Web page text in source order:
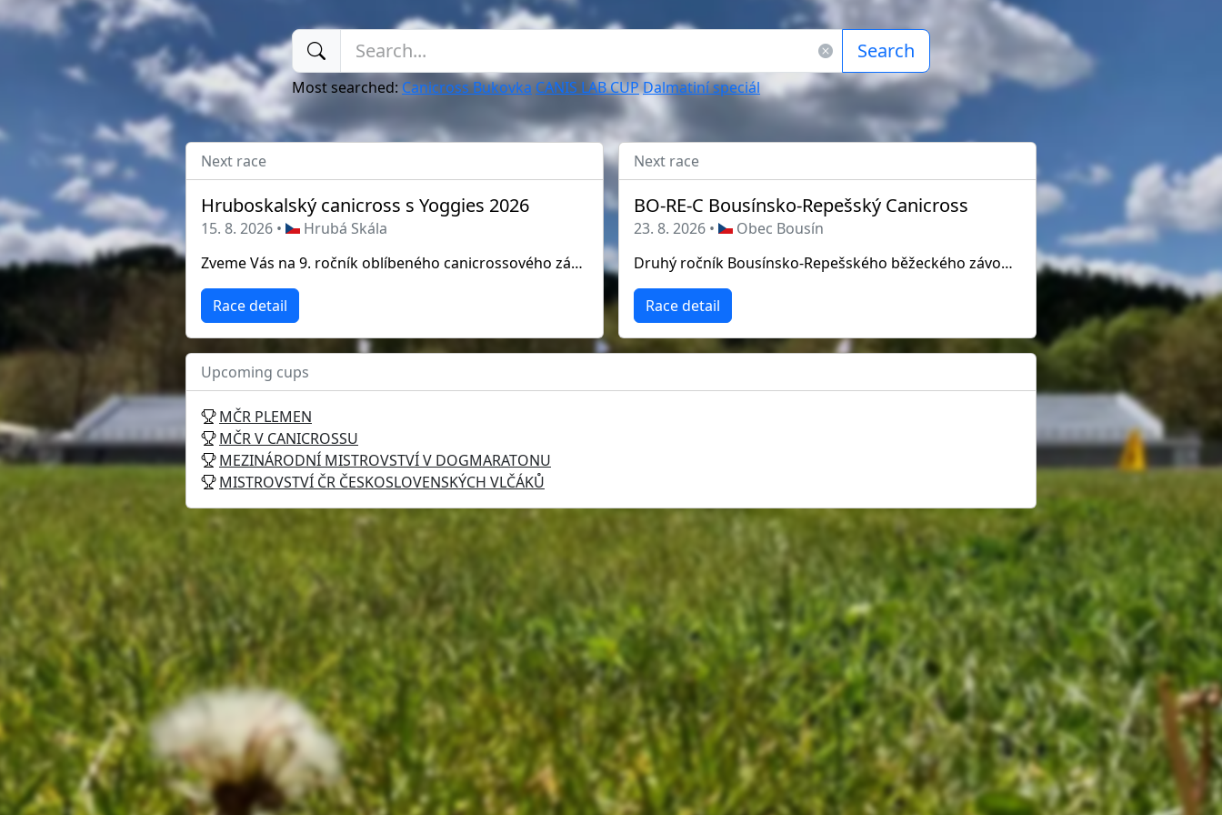
Search
Most searched: Canicross Bukovka CANIS LAB CUPDalmatiní speciál
Next race
Hruboskalský canicross s Yoggies 2026
15. 8. 2026 •
Hrubá Skála
Zveme Vás na 9. ročník oblíbeného canicrossového závodu: Hruboskalský canicross 2026.
Race detail
Next race
BO-RE-C Bousínsko-Repešský Canicross
23. 8. 2026 •
Obec Bousín
Druhý ročník Bousínsko-Repešského běžeckého závodu se psy i bez psů!
Race detail
Upcoming cups
MČR PLEMEN
MČR V CANICROSSU
MEZINÁRODNÍ MISTROVSTVÍ V DOGMARATONU
MISTROVSTVÍ ČR ČESKOSLOVENSKÝCH VLČÁKŮ